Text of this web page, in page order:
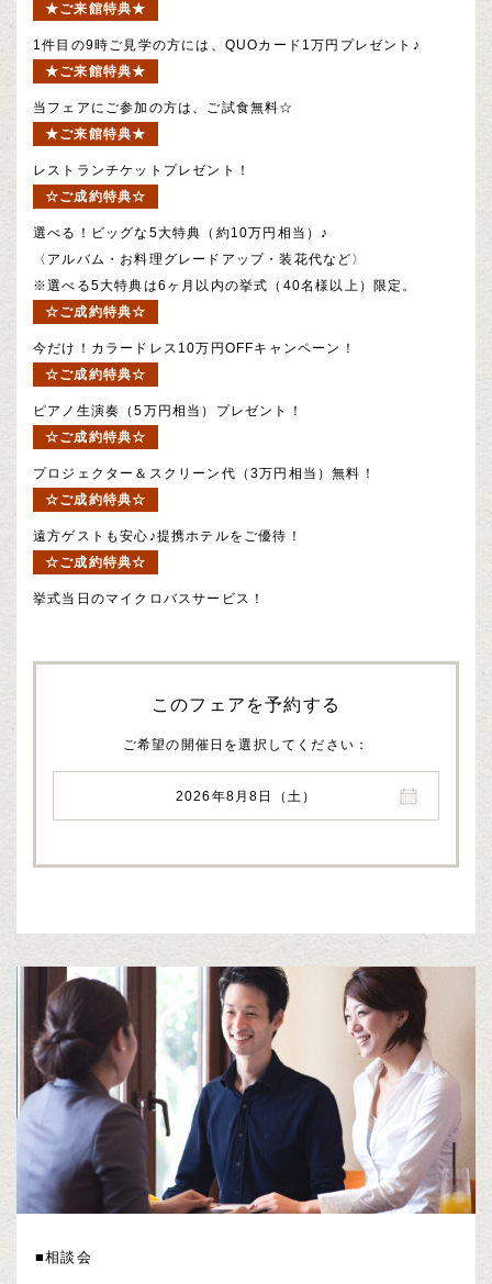
★ご来館特典★
1件目の9時ご見学の方には、QUOカード1万円プレゼント♪
★ご来館特典★
当フェアにご参加の方は、ご試食無料☆
★ご来館特典★
レストランチケットプレゼント！
☆ご成約特典☆
選べる！ビッグな5大特典（約10万円相当）♪
〈アルバム・お料理グレードアップ・装花代など〉
※選べる5大特典は6ヶ月以内の挙式（40名様以上）限定。
☆ご成約特典☆
今だけ！カラードレス10万円OFFキャンペーン！
☆ご成約特典☆
ピアノ生演奏（5万円相当）プレゼント！
☆ご成約特典☆
プロジェクター＆スクリーン代（3万円相当）無料！
☆ご成約特典☆
遠方ゲストも安心♪提携ホテルをご優待！
☆ご成約特典☆
挙式当日のマイクロバスサービス！
このフェアを予約する
ご希望の開催日を選択してください
2026年8月8日（土）
■相談会